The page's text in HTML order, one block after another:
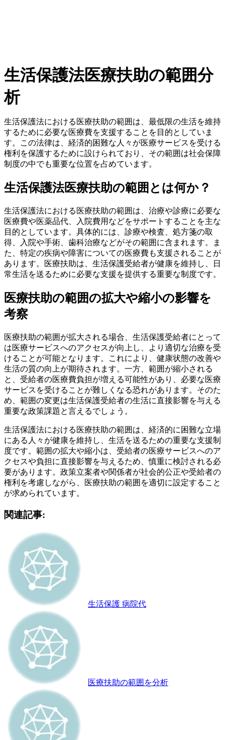
生活保護法医療扶助の範囲分
析
生活保護法における医療扶助の範囲は、最低限の生活を維持
するために必要な医療費を支援することを目的としていま
す。この法律は、経済的困難な人々が医療サービスを受ける
権利を保護するために設けられており、その範囲は社会保障
制度の中でも重要な位置を占めています。
生活保護法医療扶助の範囲とは何か？
生活保護法における医療扶助の範囲は、治療や診療に必要な
医療費や医薬品代、入院費用などをサポートすることを主な
目的としています。具体的には、診療や検査、処方箋の取
得、入院や手術、歯科治療などがその範囲に含まれます。ま
た、特定の疾病や障害についての医療費も支援されることが
あります。医療扶助は、生活保護受給者が健康を維持し、日
常生活を送るために必要な支援を提供する重要な制度です。
医療扶助の範囲の拡大や縮小の影響を
考察
医療扶助の範囲が拡大される場合、生活保護受給者にとって
は医療サービスへのアクセスが向上し、より適切な治療を受
けることが可能となります。これにより、健康状態の改善や
生活の質の向上が期待されます。一方、範囲が縮小される
と、受給者の医療費負担が増える可能性があり、必要な医療
サービスを受けることが難しくなる恐れがあります。そのた
め、範囲の変更は生活保護受給者の生活に直接影響を与える
重要な政策課題と言えるでしょう。
生活保護法における医療扶助の範囲は、経済的に困難な立場
にある人々が健康を維持し、生活を送るための重要な支援制
度です。範囲の拡大や縮小は、受給者の医療サービスへのア
クセスや負担に直接影響を与えるため、慎重に検討される必
要があります。政策立案者や関係者が社会的公正や受給者の
権利を考慮しながら、医療扶助の範囲を適切に設定すること
が求められています。
関連記事:
生活保護 病院代
医療扶助の範囲を分析